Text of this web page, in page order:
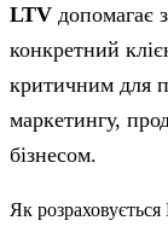
LTV допомагає
конкретний
критичним для
маркетингу,
бізнесом.
Як